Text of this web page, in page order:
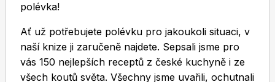
Toprecepty.cz
polévka!
Ať už potřebujete polévku pro jakoukoli situaci, v
naší knize ji zaručeně najdete. Sepsali jsme pro
vás 150 nejlepších receptů z české kuchyně i ze
všech koutů světa. Všechny jsme uvařili, ochutnali